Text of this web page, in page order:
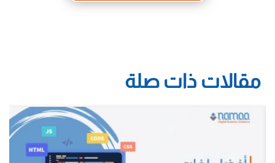
مقالات ذات صلة